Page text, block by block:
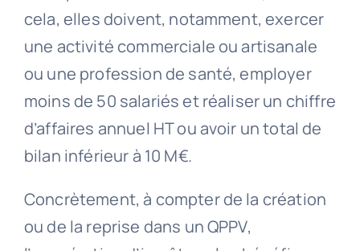
cela, elles doivent, notamment, exercer
une activité commerciale ou artisanale
ou une profession de santé, employer
moins de 50 salariés et réaliser un chiffre
d’affaires annuel HT ou avoir un total de
bilan inférieur à 10 M€.
Concrètement, à compter de la création
ou de la reprise dans un QPPV,